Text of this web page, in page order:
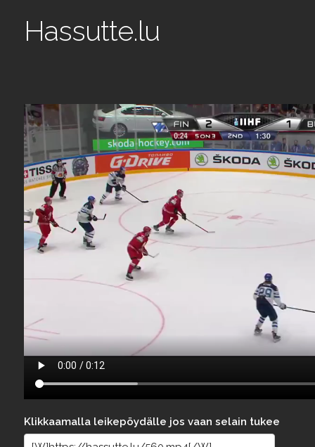
Hassutte.lu
Klikkaamalla leikepöydälle jos vaan selain tukee